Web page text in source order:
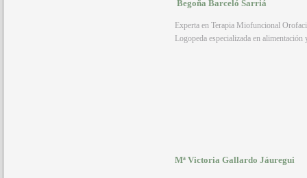
Begoña Barceló Sarriá
Experta en Terapia Miofuncional
Logopeda especializada en
Mª Victoria Gallardo Jáuregui